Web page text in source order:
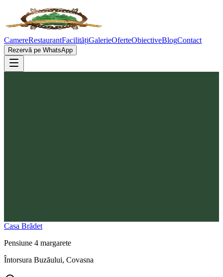
CamereRestaurantFacilitățiGalerieOferteObiectiveBlogContact
Rezervă pe WhatsApp
Casa Brădet
Pensiune 4 margarete
Întorsura Buzăului, Covasna